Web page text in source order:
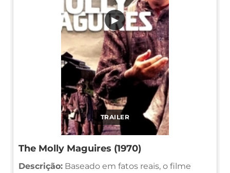
TRAILER
▶
The Molly Maguires (1970)
Descrição: Baseado em fatos reais, o filme